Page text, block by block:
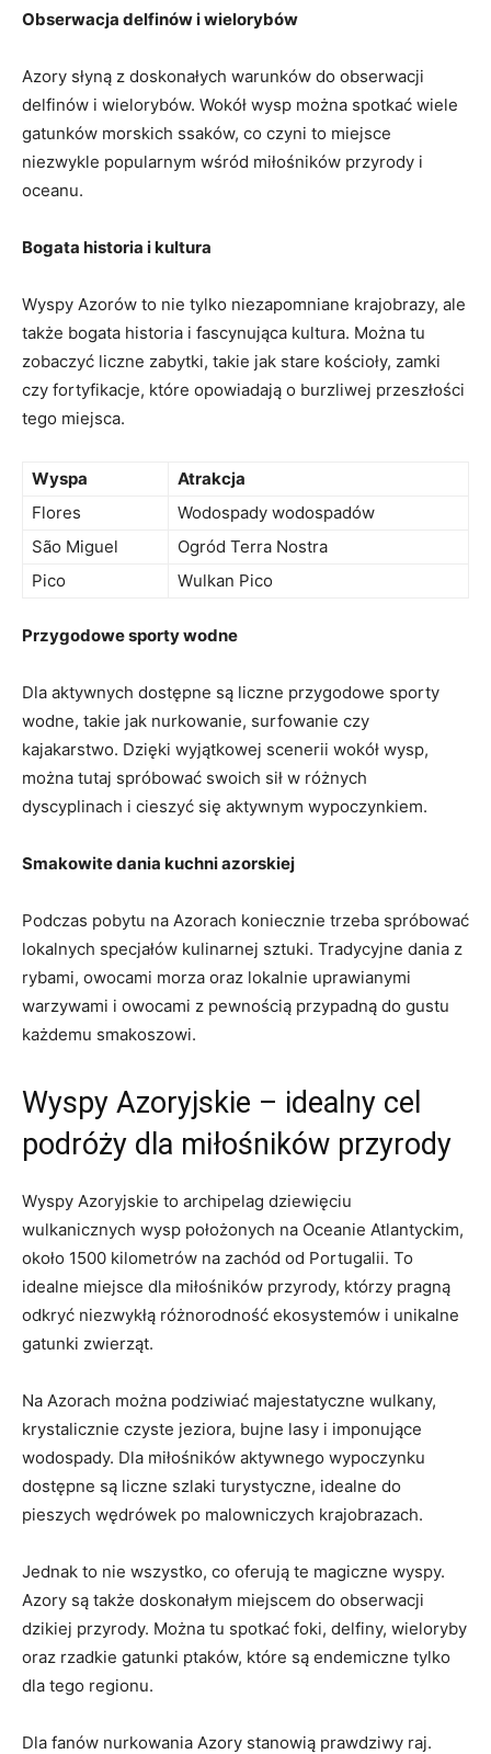
Obserwacja delfinów i wielorybów
Azory słyną z doskonałych warunków do obserwacji
delfinów i wielorybów. Wokół wysp można spotkać wiele
gatunków morskich ssaków, co czyni to miejsce
niezwykle popularnym wśród miłośników przyrody i
oceanu.
Bogata historia i kultura
Wyspy Azorów to nie tylko niezapomniane krajobrazy, ale
także bogata historia i fascynująca kultura. Można tu
zobaczyć liczne zabytki, takie jak stare kościoły, zamki
czy fortyfikacje, które opowiadają o burzliwej przeszłości
tego miejsca.
Wyspa
Atrakcja
Flores
Wodospady wodospadów
São Miguel
Ogród Terra Nostra
Pico
Wulkan Pico
Przygodowe sporty wodne
Dla aktywnych dostępne są liczne przygodowe sporty
wodne, takie jak nurkowanie, surfowanie czy
kajakarstwo. Dzięki wyjątkowej scenerii wokół wysp,
można tutaj spróbować swoich sił w różnych
dyscyplinach i cieszyć się aktywnym wypoczynkiem.
Smakowite dania kuchni azorskiej
Podczas pobytu na Azorach koniecznie trzeba spróbować
lokalnych specjałów kulinarnej sztuki. Tradycyjne dania z
rybami, owocami morza oraz lokalnie uprawianymi
warzywami i owocami z pewnością przypadną do gustu
każdemu smakoszowi.
Wyspy Azoryjskie – idealny cel
podróży dla miłośników przyrody
Wyspy Azoryjskie to archipelag dziewięciu
wulkanicznych wysp położonych na Oceanie Atlantyckim,
około 1500 kilometrów na zachód od Portugalii. To
idealne miejsce dla miłośników przyrody, którzy pragną
odkryć niezwykłą różnorodność ekosystemów i unikalne
gatunki zwierząt.
Na Azorach można podziwiać majestatyczne wulkany,
krystalicznie czyste jeziora, bujne lasy i imponujące
wodospady. Dla miłośników aktywnego wypoczynku
dostępne są liczne szlaki turystyczne, idealne do
pieszych wędrówek po malowniczych krajobrazach.
Jednak to nie wszystko, co oferują te magiczne wyspy.
Azory są także doskonałym miejscem do obserwacji
dzikiej przyrody. Można tu spotkać foki, delfiny, wieloryby
oraz rzadkie gatunki ptaków, które są endemiczne tylko
dla tego regionu.
Dla fanów nurkowania Azory stanowią prawdziwy raj.